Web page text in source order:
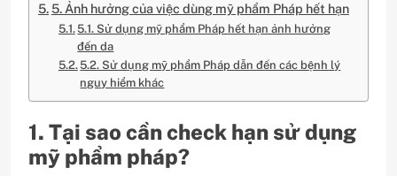
5. Ảnh hưởng của việc dùng mỹ phẩm Pháp hết hạn
5.1. Sử dụng mỹ phẩm Pháp hết hạn ảnh hưởng
đến da
5.2. Sử dụng mỹ phẩm Pháp dẫn đến các bệnh lý
nguy hiểm khác
1. Tại sao cần check hạn sử dụng
mỹ phẩm pháp?